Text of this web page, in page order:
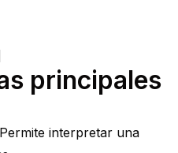
principales
Permite interpretar una